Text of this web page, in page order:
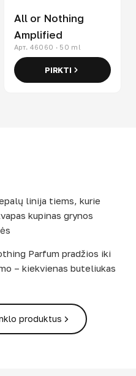
All or Nothing
Amplified
Арт. 46060 · 50 ml
PIRKTI
linija tiems, kurie
kupinas grynos
Parfum pradžios iki
– kiekvienas buteliukas
produktus